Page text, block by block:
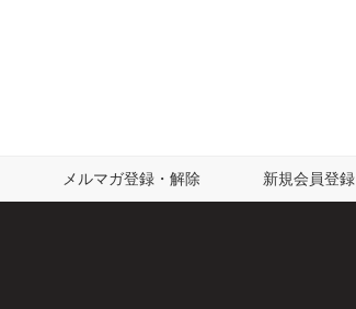
メルマガ登録・解除 新規会員登録